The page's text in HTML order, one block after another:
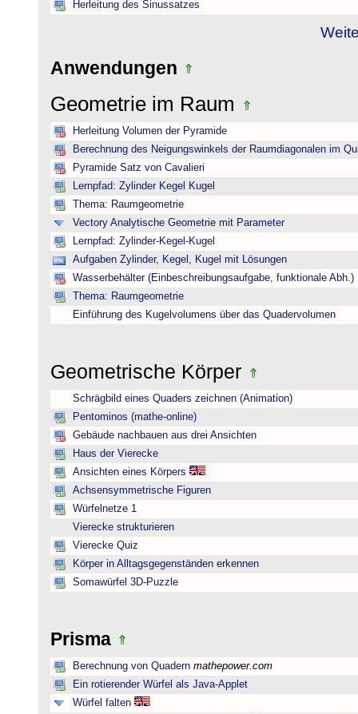
Herleitung des Sinussatzes
Anwendungen
Geometrie im Raum
Herleitung Volumen der Pyramide
Berechnung des Neigungswinkels der Raumdiagonalen im
Pyramide Satz von Cavalieri
Lernpfad: Zylinder Kegel Kugel
Thema: Raumgeometrie
Vectory Analytische Geometrie mit Parameter
Lernpfad: Zylinder-Kegel-Kugel
Aufgaben Zylinder, Kegel, Kugel mit Lösungen
Wasserbehälter (Einbeschreibungsaufgabe, funktionale Abh.)
Thema: Raumgeometrie
Einführung des Kugelvolumens über das Quadervolumen
Geometrische Körper
Schrägbild eines Quaders zeichnen (Animation)
Pentominos (mathe-online)
Gebäude nachbauen aus drei Ansichten
Haus der Vierecke
Ansichten eines Körpers
Achsensymmetrische Figuren
Würfelnetze 1
Vierecke strukturieren
Vierecke Quiz
Körper in Alltagsgegenständen erkennen
Somawürfel 3D-Puzzle
Prisma
Berechnung von Quadern mathepower.com
Ein rotierender Würfel als Java-Applet
Würfel falten